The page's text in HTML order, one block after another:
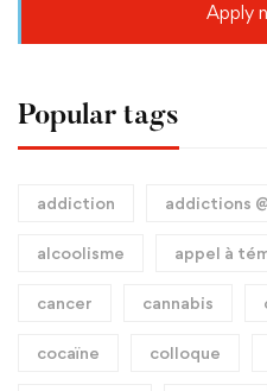
Apply
Popular tags
addiction addictions
alcoolisme appel à
cancer cannabis
cocaïne colloque